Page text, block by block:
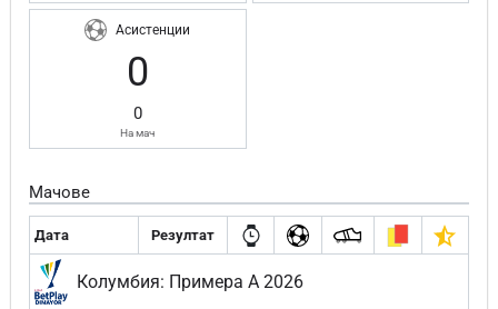
Асистенции
0
0
На мач
Мачове
Дата Резултат
Колумбия: Примера А 2026